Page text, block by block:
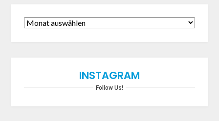
INSTAGRAM
Follow Us!